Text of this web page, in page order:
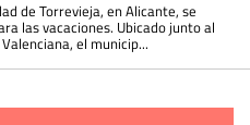
de Torrevieja, en Alicante, se
las vacaciones. Ubicado junto al
el municip...